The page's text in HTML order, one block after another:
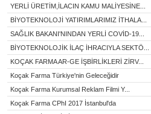
YERLİ ÜRETİM,İLACIN KAMU MALİYESİNE...
BİYOTEKNOLOJİ YATIRIMLARIMIZ İTHALA...
SAĞLIK BAKANI'NINDAN YERLİ COVİD-19...
BİYOTEKNOLOJİK İLAÇ İHRACIYLA SEKTÖ...
KOÇAK FARMA AR-GE İŞBİRLİKLERİ ZİRV...
Koçak Farma Türkiye'nin Geleceğidir
Koçak Farma Kurumsal Reklam Filmi Y...
Koçak Farma CPhI 2017 İstanbul'da